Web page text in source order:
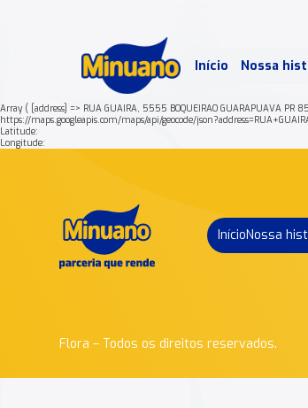
Início Nossa
Array ( [address] => RUA GUAIRA, 5555 BOQUEIRAO GUARAPUAVA
https://maps.googleapis.com/maps/api/geocode/
Latitude:
Longitude:
InícioNossa
Flora – Todos os direitos reservados.